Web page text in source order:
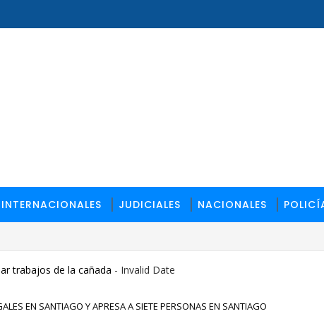
INTERNACIONALES JUDICIALES NACIONALES
trabajos de la cañada - Invalid Date
EN SANTIAGO Y APRESA A SIETE PERSONAS EN SANTIAGO